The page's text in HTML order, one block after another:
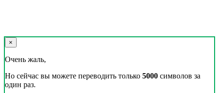
×
Очень жаль,
Но сейчас вы можете переводить только 5000 символов за
один раз.